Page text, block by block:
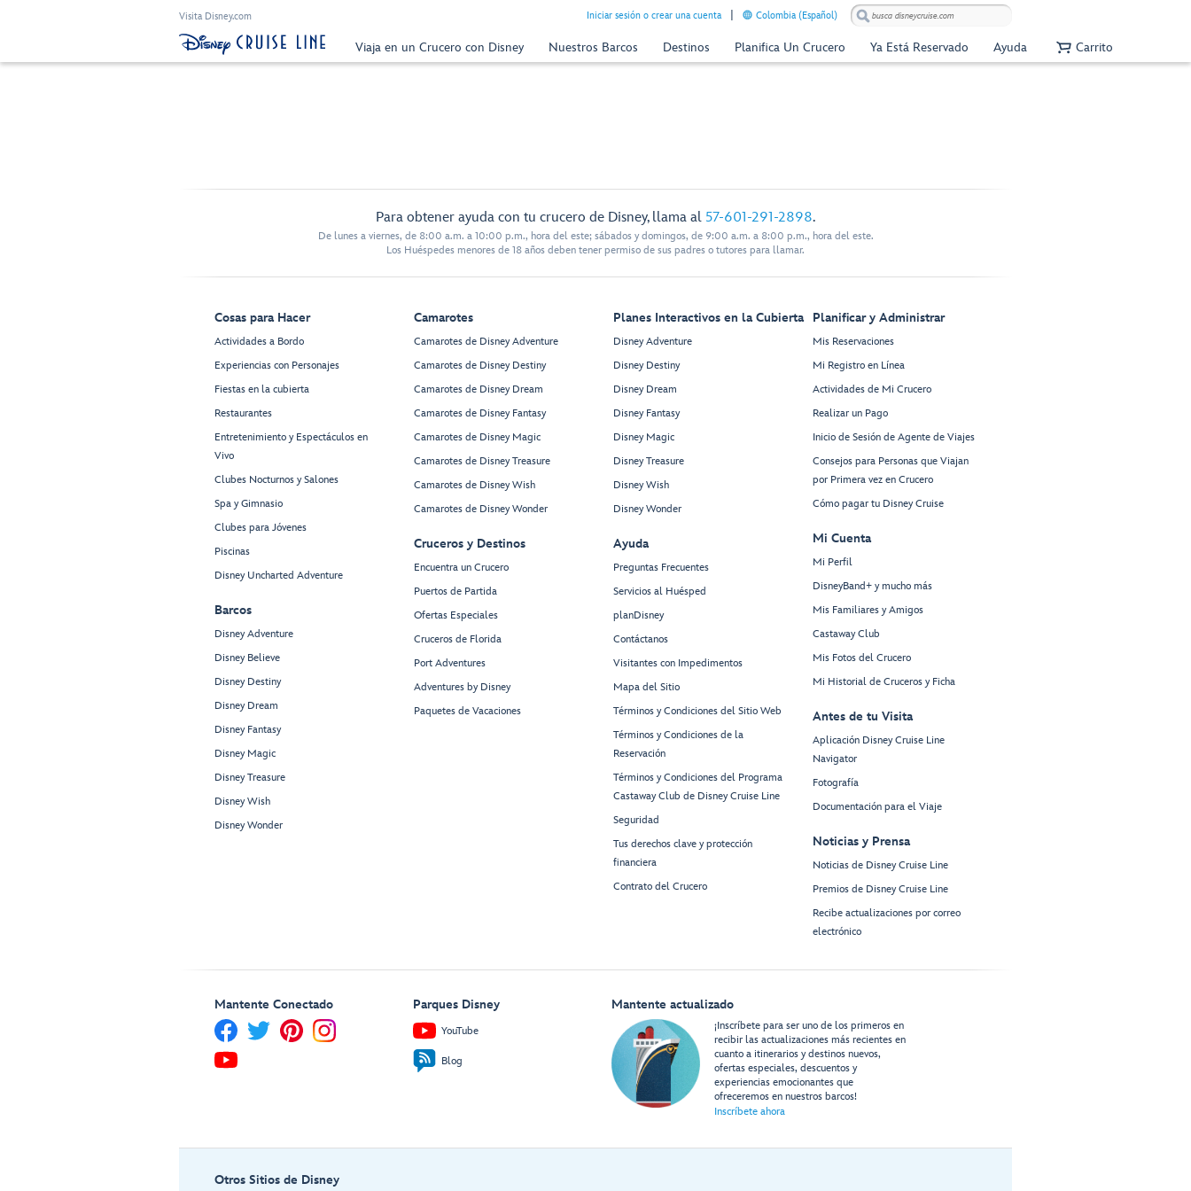
Visita Disney.com Iniciar sesión o crear una cuenta Colombia (Español)
Viaja en un Crucero con Disney Nuestros Barcos Destinos Planifica Un Crucero Ya Está Reservado Ayuda Carrito
Para obtener ayuda con tu crucero de Disney, llama al 57-601-291-2898.
De lunes a viernes, de 8:00 a.m. a 10:00 p.m., hora del este; sábados y domingos, de 9:00 a.m. a 8:00 p.m., hora del este.
Los Huéspedes menores de 18 años deben tener permiso de sus padres o tutores para llamar.
Cosas para Hacer
Actividades a Bordo
Experiencias con Personajes
Fiestas en la cubierta
Restaurantes
Entretenimiento y Espectáculos en
Vivo
Clubes Nocturnos y Salones
Spa y Gimnasio
Clubes para Jóvenes
Piscinas
Disney Uncharted Adventure
Barcos
Disney Adventure
Disney Believe
Disney Destiny
Disney Dream
Disney Fantasy
Disney Magic
Disney Treasure
Disney Wish
Disney Wonder
Camarotes
Camarotes de Disney Adventure
Camarotes de Disney Destiny
Camarotes de Disney Dream
Camarotes de Disney Fantasy
Camarotes de Disney Magic
Camarotes de Disney Treasure
Camarotes de Disney Wish
Camarotes de Disney Wonder
Cruceros y Destinos
Encuentra un Crucero
Puertos de Partida
Ofertas Especiales
Cruceros de Florida
Port Adventures
Adventures by Disney
Paquetes de Vacaciones
Planes Interactivos en la Cubierta
Disney Adventure
Disney Destiny
Disney Dream
Disney Fantasy
Disney Magic
Disney Treasure
Disney Wish
Disney Wonder
Ayuda
Preguntas Frecuentes
Servicios al Huésped
planDisney
Contáctanos
Visitantes con Impedimentos
Mapa del Sitio
Términos y Condiciones del Sitio Web
Términos y Condiciones de la
Reservación
Términos y Condiciones del Programa
Castaway Club de Disney Cruise Line
Seguridad
Tus derechos clave y protección
financiera
Contrato del Crucero
Planificar y Administrar
Mis Reservaciones
Mi Registro en Línea
Actividades de Mi Crucero
Realizar un Pago
Inicio de Sesión de Agente de Viajes
Consejos para Personas que Viajan
por Primera vez en Crucero
Cómo pagar tu Disney Cruise
Mi Cuenta
Mi Perfil
DisneyBand+ y mucho más
Mis Familiares y Amigos
Castaway Club
Mis Fotos del Crucero
Mi Historial de Cruceros y Ficha
Antes de tu Visita
Aplicación Disney Cruise Line
Navigator
Fotografía
Documentación para el Viaje
Noticias y Prensa
Noticias de Disney Cruise Line
Premios de Disney Cruise Line
Recibe actualizaciones por correo
electrónico
Mantente Conectado Parques Disney
YouTube
Blog
Mantente actualizado
¡Inscríbete para ser uno de los primeros en
recibir las actualizaciones más recientes en
cuanto a itinerarios y destinos nuevos,
ofertas especiales, descuentos y
experiencias emocionantes que
ofreceremos en nuestros barcos!
Inscríbete ahora
Otros Sitios de Disney